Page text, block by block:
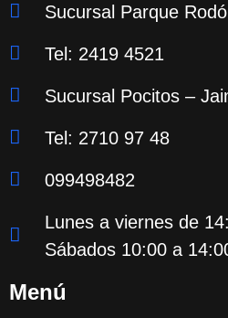
Sucursal Parque
Tel: 2419 4521
Sucursal Pocitos –
Tel: 2710 97 48
099498482
Lunes a viernes de
Sábados 10:00 a
Menú